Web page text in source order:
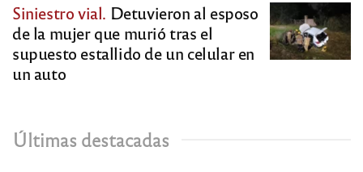
Siniestro vial. Detuvieron al esposo
de la mujer que murió tras el
supuesto estallido de un celular en
un auto
Últimas destacadas